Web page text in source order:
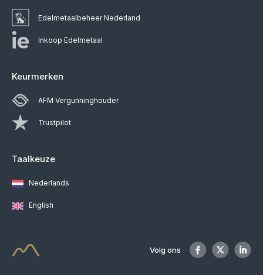
Edelmetaalbeheer Nederland
Inkoop Edelmetaal
Keurmerken
AFM Vergunninghouder
Trustpilot
Taalkeuze
Nederlands
English
Volg ons